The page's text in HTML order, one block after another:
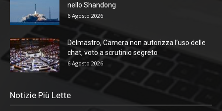
nello Shandong
6 Agosto 2026
Delmastro, Camera non autorizza l’uso delle
chat, voto a scrutinio segreto
6 Agosto 2026
Notizie Più Lette